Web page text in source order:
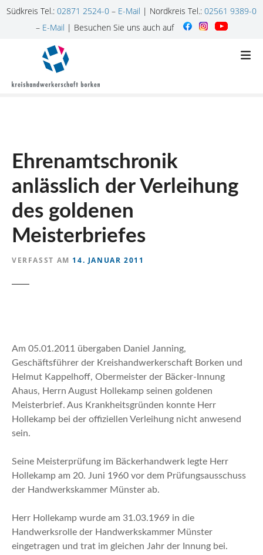
Südkreis Tel.: 02871 2524-0 – E-Mail | Nordkreis Tel.: 02561 9389-0
– E-Mail | Besuchen Sie uns auch auf
Ehrenamtschronik
anlässlich der Verleihung
des goldenen
Meisterbriefes
VERFASST AM 14. JANUAR 2011
Am 05.01.2011 übergaben Daniel Janning,
Geschäftsführer der Kreishandwerkerschaft Borken und
Helmut Kappelhoff, Obermeister der Bäcker-Innung
Ahaus, Herrn August Hollekamp seinen goldenen
Meisterbrief. Aus Krankheitsgründen konnte Herr
Hollekamp bei der offiziellen Verleihung nicht anwesend
sein.
Seine Meisterprüfung im Bäckerhandwerk legte Herr
Hollekamp am 20. Juni 1960 vor dem Prüfungsausschuss
der Handwerkskammer Münster ab.
Herr Hollekamp wurde am 31.03.1969 in die
Handwerksrolle der Handwerkskammer Münster
eingetragen und trat im gleichen Jahr der Innung bei.